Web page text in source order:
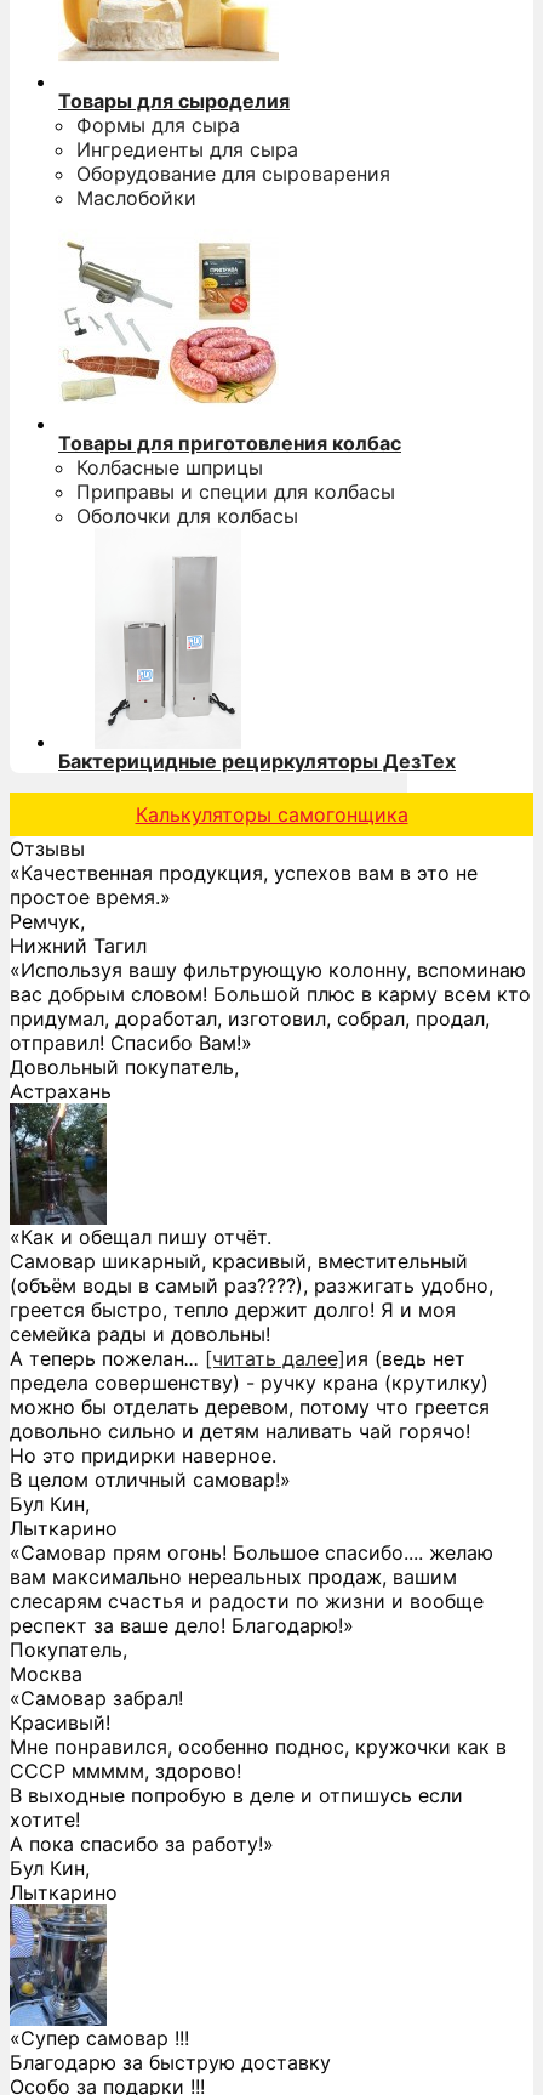
Товары для сыроделия
Формы для сыра
Ингредиенты для сыра
Оборудование для сыроварения
Маслобойки
Товары для приготовления колбас
Колбасные шприцы
Приправы и специи для колбасы
Оболочки для колбасы
Бактерицидные рециркуляторы ДезТех
Калькуляторы самогонщика
Отзывы
«Качественная продукция, успехов вам в это не
простое время.»
Ремчук,
Нижний Тагил
«Используя вашу фильтрующую колонну, вспоминаю
вас добрым словом! Большой плюс в карму всем кто
придумал, доработал, изготовил, собрал, продал,
отправил! Спасибо Вам!»
Довольный покупатель,
Астрахань
«Как и обещал пишу отчёт.
Самовар шикарный, красивый, вместительный
(объём воды в самый раз????), разжигать удобно,
греется быстро, тепло держит долго! Я и моя
семейка рады и довольны!
А теперь пожелан... [читать далее]ия (ведь нет
предела совершенству) - ручку крана (крутилку)
можно бы отделать деревом, потому что греется
довольно сильно и детям наливать чай горячо!
Но это придирки наверное.
В целом отличный самовар!»
Бул Кин,
Лыткарино
«Самовар прям огонь! Большое спасибо.... желаю
вам максимально нереальных продаж, вашим
слесарям счастья и радости по жизни и вообще
респект за ваше дело! Благодарю!»
Покупатель,
Москва
«Самовар забрал!
Красивый!
Мне понравился, особенно поднос, кружочки как в
СССР ммммм, здорово!
В выходные попробую в деле и отпишусь если
хотите!
А пока спасибо за работу!»
Бул Кин,
Лыткарино
«Супер самовар !!!
Благодарю за быструю доставку
Особо за подарки !!!